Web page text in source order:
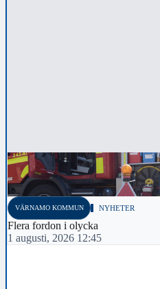
VÄRNAMO KOMMUN NYHETER
Flera fordon i olycka
1 augusti, 2026 12:45